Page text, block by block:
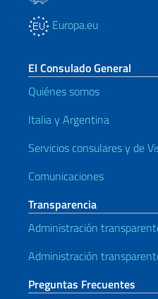
Europa.eu
El Consulado General
Quiénes somos
Italia y Argentina
Servicios consulares y de
Comunicaciones
Transparencia
Administración
Administración
Preguntas Frecuentes